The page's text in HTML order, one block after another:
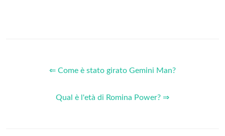
⇐ Come è stato girato Gemini Man?
Qual è l'età di Romina Power? ⇒